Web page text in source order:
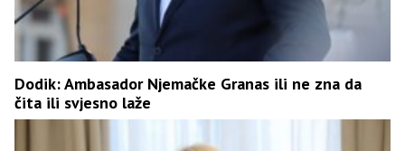
Dodik: Ambasador Njemačke Granas ili ne zna da
čita ili svjesno laže